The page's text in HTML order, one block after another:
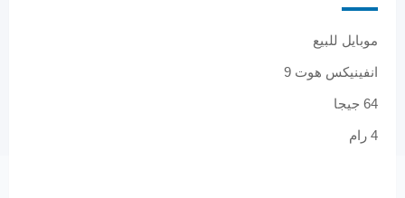
موبايل للبيع
انفينيكس هوت 9
64 جيجا
4 رام